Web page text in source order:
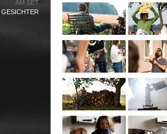
AM SET
GESICHTER